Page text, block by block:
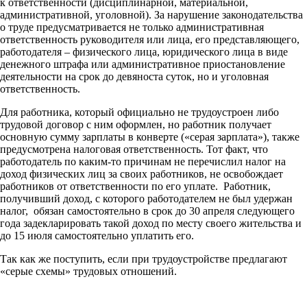
к ответственности (дисциплинарной, материальной,
административной, уголовной). За нарушение законодательства
о труде предусматривается не только административная
ответственность руководителя или лица, его представляющего,
работодателя – физического лица, юридического лица в виде
денежного штрафа или административное приостановление
деятельности на срок до девяноста суток, но и уголовная
ответственность.
Для работника, который официально не трудоустроен либо
трудовой договор с ним оформлен, но работник получает
основную сумму зарплаты в конверте («серая зарплата»), также
предусмотрена налоговая ответственность. Тот факт, что
работодатель по каким-то причинам не перечислил налог на
доход физических лиц за своих работников, не освобождает
работников от ответственности по его уплате. Работник,
получивший доход, с которого работодателем не был удержан
налог, обязан самостоятельно в срок до 30 апреля следующего
года задекларировать такой доход по месту своего жительства и
до 15 июля самостоятельно уплатить его.
Так как же поступить, если при трудоустройстве предлагают
«серые схемы» трудовых отношений.